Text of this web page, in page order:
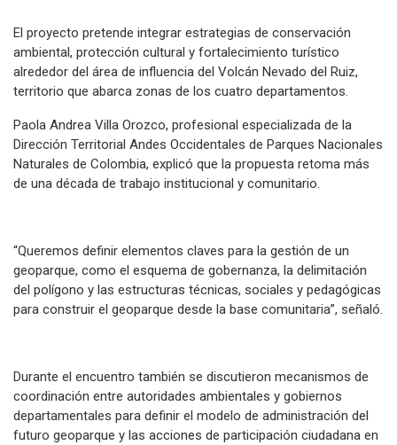
El proyecto pretende integrar estrategias de conservación
ambiental, protección cultural y fortalecimiento turístico
alrededor del área de influencia del Volcán Nevado del Ruiz,
territorio que abarca zonas de los cuatro departamentos.
Paola Andrea Villa Orozco, profesional especializada de la
Dirección Territorial Andes Occidentales de Parques Nacionales
Naturales de Colombia, explicó que la propuesta retoma más
de una década de trabajo institucional y comunitario.
“Queremos definir elementos claves para la gestión de un
geoparque, como el esquema de gobernanza, la delimitación
del polígono y las estructuras técnicas, sociales y pedagógicas
para construir el geoparque desde la base comunitaria”, señaló.
Durante el encuentro también se discutieron mecanismos de
coordinación entre autoridades ambientales y gobiernos
departamentales para definir el modelo de administración del
futuro geoparque y las acciones de participación ciudadana en